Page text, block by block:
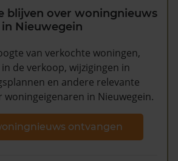
blijven over woningnieuws
in Nieuwegein
van verkochte woningen,
de verkoop, wijzigingen in
en andere relevante
in Nieuwegein.
ontvangen